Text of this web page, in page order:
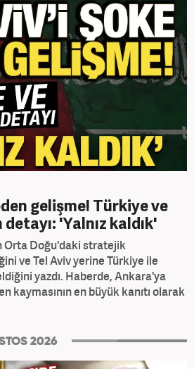
gelişme! Türkiye ve
'Yalnız kaldık'
Orta Doğu'daki stratejik
ve Tel Aviv yerine Türkiye ile
yazdı. Haberde, Ankara'ya
kaymasının en büyük kanıtı olarak
2026